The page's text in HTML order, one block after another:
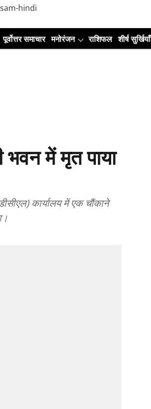
पूर्वोत्तर समाचार मनोरंजन राशिफल शीर्ष सुर्खियाँ
भवन में मृत पाया
कार्यालय में एक चौंकाने